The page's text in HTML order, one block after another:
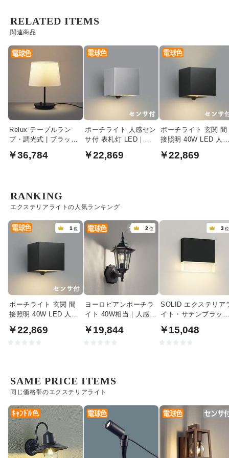
関連商品
RELATED ITEMS
Relux テーブルラン
プ・調光式 | ブラック
￥36,784
ポーチライト 人感セン
サ付 表札灯 LED｜サ
￥22,869
ポーチライト 玄関 間
接照明 40W LED 人
￥22,869
エクステリアライトの人気ランキング
RANKING
1 位
ポーチライト 玄関 間
接照明 40W LED 人感
￥22,869
2 位
ヨーロピアンポーチラ
イト 40W相当｜人感セ
￥19,844
3 位
SOLID エクステリア
イト・サテンブラッ
￥15,048
同じ価格帯のエクステリアライト
SAME PRICE ITEMS